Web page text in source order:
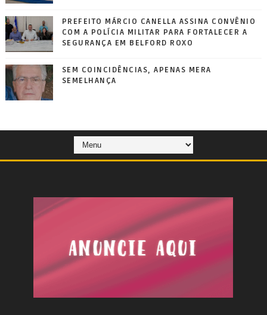
PREFEITO MÁRCIO CANELLA ASSINA CONVÊNIO
COM A POLÍCIA MILITAR PARA FORTALECER A
SEGURANÇA EM BELFORD ROXO
SEM COINCIDÊNCIAS, APENAS MERA
SEMELHANÇA